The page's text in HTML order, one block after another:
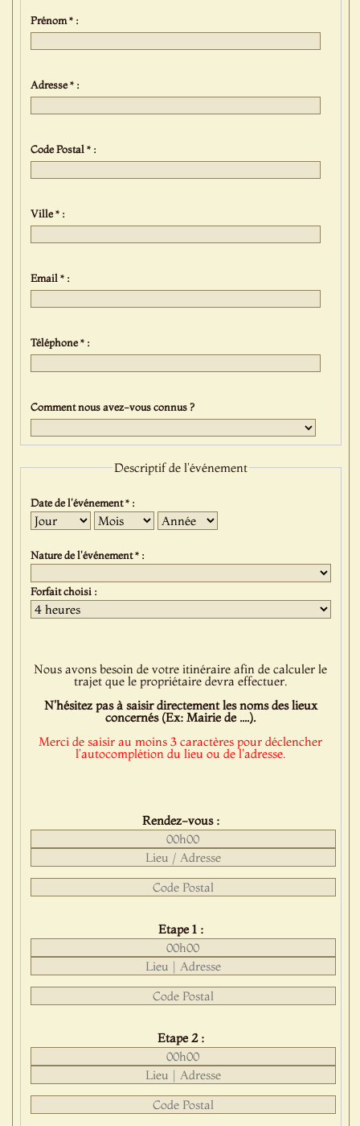
Prénom * :
Adresse * :
Code Postal * :
Ville * :
Email * :
Téléphone * :
Comment nous avez-vous connus ?
Descriptif de l'événement
Date de l'événement * :
Jour Mois Année
Nature de l'événement * :
Forfait choisi :
Nous avons besoin de votre itinéraire afin de calculer le
trajet que le propriétaire devra effectuer.
N'hésitez pas à saisir directement les noms des lieux
concernés (Ex: Mairie de ....).
Merci de saisir au moins 3 caractères pour déclencher
l'autocomplétion du lieu ou de l'adresse.
Rendez-vous :
Etape 1 :
Etape 2 :